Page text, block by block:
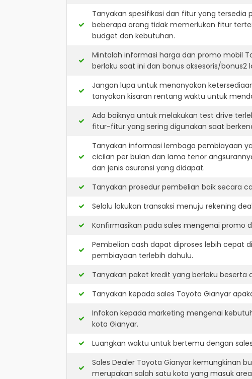
Tanyakan spesifikasi dan fitur yang
beberapa orang tidak memerlukan fitur
budget dan kebutuhan.
Mintalah informasi harga dan promo mobil
berlaku saat ini dan bonus aksesoris/bonus2
Jangan lupa untuk menanyakan
tanyakan kisaran rentang waktu untuk
Ada baiknya untuk melakukan test drive
fitur-fitur yang sering digunakan saat
Tanyakan informasi lembaga pembiayaan
cicilan per bulan dan lama tenor
dan jenis asuransi yang didapat.
Tanyakan prosedur pembelian baik secara
Selalu lakukan transaksi menuju rekening
Konfirmasikan pada sales mengenai
Pembelian cash dapat diproses lebih cepat
pembiayaan terlebih dahulu.
Tanyakan paket kredit yang berlaku beserta
Tanyakan kepada sales Toyota Gianyar
Infokan kepada marketing mengenai
kota Gianyar.
Luangkan waktu untuk bertemu dengan
Sales Dealer Toyota Gianyar kemungkinan
merupakan salah satu kota yang masuk